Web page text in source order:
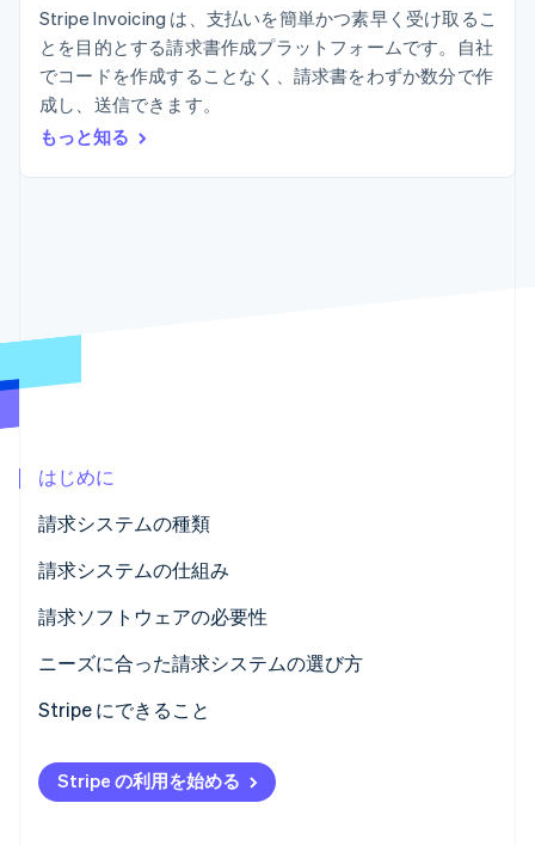
可能
Terminal
対面支払い
Authorization
Boost
決済成功率の
最適化
Link
Stripe
Sigma
カスタムレ
ポート
今後の予定を確認
Climate
カーボンリムーバル
オンライン本人確認
Stripe Sessions 2026
こちらをご覧ください
業種別
AI 企業
クリエイターエコノミ―
ビスのプロビジョニング
と管理
採用情報
ニュースルーム
Stripe Press
Stripe Invoicing は、支払いを簡単かつ素早く受け取るこ
とを目的とする請求書作成プラットフォームです。自社
でコードを作成することなく、請求書をわずか数分で作
成し、送信できます。
もっと知る
はじめに
請求システムの種類
手動請求システム
スプレッドシートベースの請求システム
基本的な請求ソフトウェア
高度な請求ソフトウェア
エンタープライズリソースプランニング (ERP) 請求モ
ジュール
請求システムの仕組み
請求書の作成
継続請求
送信方法
決済処理
追跡とフォローアップ
請求ソフトウェアの必要性
請求書の量と頻度
サブスクリプションモデル
支払いの追跡とフォローアップ
料金体系
ニーズに合った請求システムの選び方
ビジネスニーズ
主要な機能
既存システムとの連携
Stripe にできること
Stripe の利用を始める